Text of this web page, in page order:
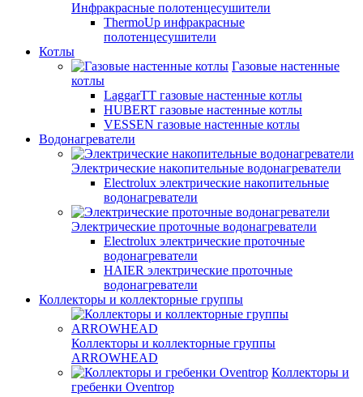
Инфракрасные полотенцесушители
ThermoUp инфракрасные
полотенцесушители
Котлы
Газовые настенные
котлы
LaggarTT газовые настенные котлы
HUBERT газовые настенные котлы
VESSEN газовые настенные котлы
Водонагреватели
Электрические накопительные водонагреватели
Electrolux электрические накопительные
водонагреватели
Электрические проточные водонагреватели
Electrolux электрические проточные
водонагреватели
HAIER электрические проточные
водонагреватели
Коллекторы и коллекторные группы
Коллекторы и коллекторные группы
ARROWHEAD
Коллекторы и
гребенки Oventrop